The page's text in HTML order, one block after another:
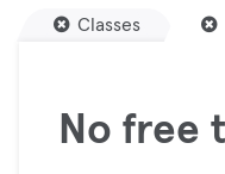
Classes
No free